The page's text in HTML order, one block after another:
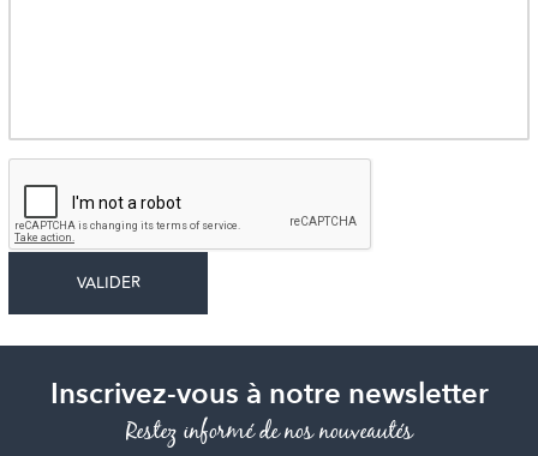
Inscrivez-vous à notre newsletter
Restez informé de nos nouveautés